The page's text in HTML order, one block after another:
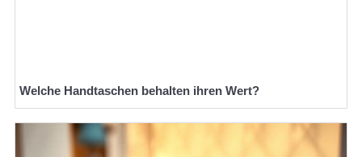
Welche Handtaschen behalten ihren Wert?